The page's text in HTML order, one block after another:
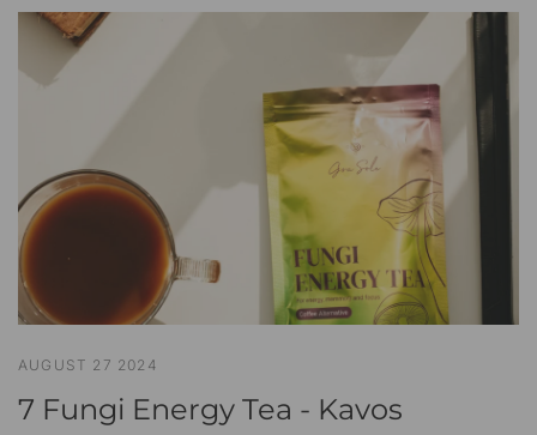
AUGUST 27 2024
7 Fungi Energy Tea - Kavos